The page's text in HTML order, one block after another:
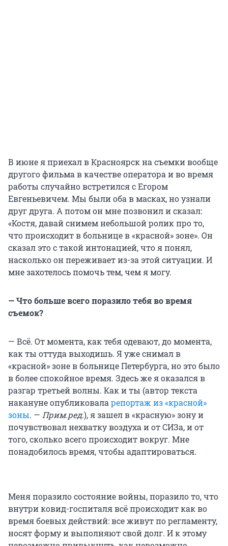
В июне я приехал в Красноярск на съемки вообще
другого фильма в качестве оператора и во время
работы случайно встретился с Егором
Евгеньевичем. Мы были оба в масках, но узнали
друг друга. А потом он мне позвонил и сказал:
«Костя, давай снимем небольшой ролик про то,
что происходит в больнице в «красной» зоне». Он
сказал это с такой интонацией, что я понял,
насколько он переживает из-за этой ситуации. И
мне захотелось помочь тем, чем я могу.
— Что больше всего поразило тебя во время
съемок?
— Всё. От момента, как тебя одевают, до момента,
как ты оттуда выходишь. Я уже снимал в
«красной» зоне в больнице Петербурга, но это было
в более спокойное время. Здесь же я оказался в
разгар третьей волны. Как и ты (автор текста
накануне опубликовала репортаж из «красной»
зоны. — Прим.ред.), я зашел в «красную» зону и
почувствовал нехватку воздуха и от СИЗа, и от
того, сколько всего происходит вокруг. Мне
понадобилось время, чтобы адаптироваться.
Меня поразило состояние войны, поразило то, что
внутри ковид-госпиталя всё происходит как во
время боевых действий: все живут по регламенту,
носят форму и выполняют свой долг. И к этому